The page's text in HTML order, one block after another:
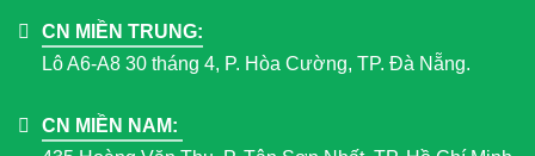
CN MIỀN TRUNG:
Lô A6-A8 30 tháng 4, P. Hòa Cường, TP. Đà Nẵng.
CN MIỀN NAM: